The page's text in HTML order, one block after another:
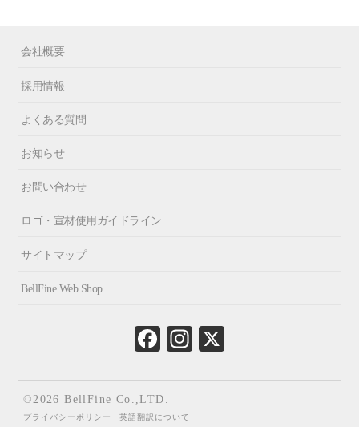
会社概要
採用情報
よくある質問
お知らせ
お問い合わせ
ロゴ・宣材使用ガイドライン
サイトマップ
BellFine Web Shop
Fa
ce
ok
In
st
©2026 BellFine Co.,LTD.
プライバシーポリシー 英語翻訳について